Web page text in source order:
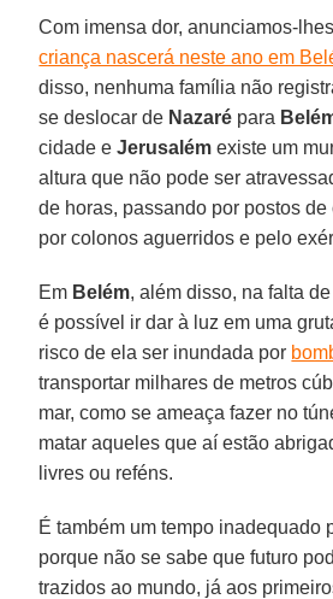
Com imensa dor, anunciamos-
criança nascerá neste ano em
disso, nenhuma família não
se deslocar de Nazaré para
cidade eJerusalém existe um
altura que não pode ser
de horas, passando por postos
por colonos aguerridos e pelo
Em Belém, além disso, na falta
é possível ir dar à luz em uma
risco de ela ser inundada por
transportar milhares de metros
mar, como se ameaça fazer no
matar aqueles que aí estão
livres ou reféns.
É também um tempo inadequado
porque não se sabe que futuro
trazidos ao mundo, já aos